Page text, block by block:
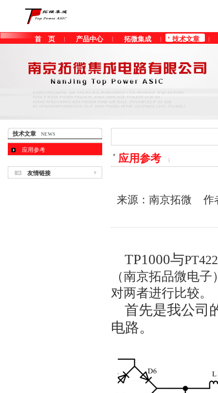
首 页 产品中心 拓微集成
技术文章
技术文章 NEWS
应用参考
友情链接
应用参考
来源：南京拓微 作
TP1000与
（南京拓品微电
对两者进行比较。
首先是我公司
电路。